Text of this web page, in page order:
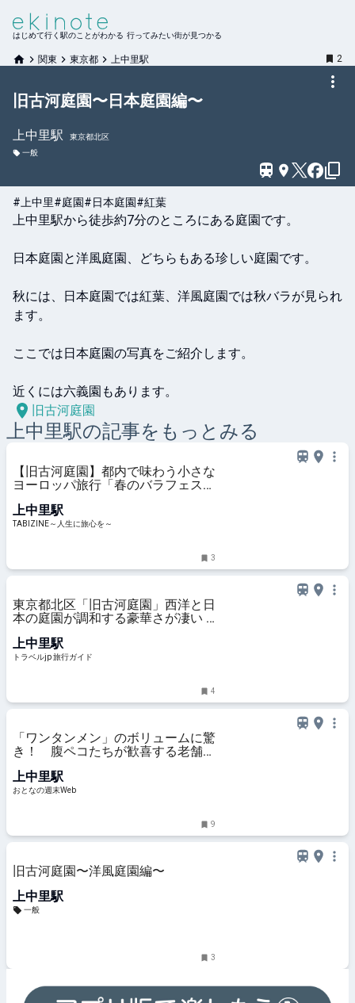
はじめて行く駅のことがわかる 行ってみたい街が見つかる
関東 東京都 上中里駅 2
旧古河庭園〜日本庭園編〜
上中里駅
東京都北区
一般
#上中里#庭園#日本庭園#紅葉
上中里駅から徒歩約7分のところにある庭園です。
日本庭園と洋風庭園、どちらもある珍しい庭園です。
秋には、日本庭園では紅葉、洋風庭園では秋バラが見られ
ます。
ここでは日本庭園の写真をご紹介します。
近くには六義園もあります。
旧古河庭園
上中里駅の記事をもっとみる
【旧古河庭園】都内で味わう小さな
ヨーロッパ旅行「春のバラフェステ
に旅心を～
上中里駅
TABIZINE～人生に旅心を～
3
東京都北区「旧古河庭園」西洋と日
本の庭園が調和する豪華さが凄い |
上中里駅
トラベルjp 旅行ガイド
4
「ワンタンメン」のボリュームに驚
き！ 腹ペコたちが歓喜する老舗の
上中里駅
おとなの週末Web
9
旧古河庭園〜洋風庭園編〜
上中里駅
一般
3